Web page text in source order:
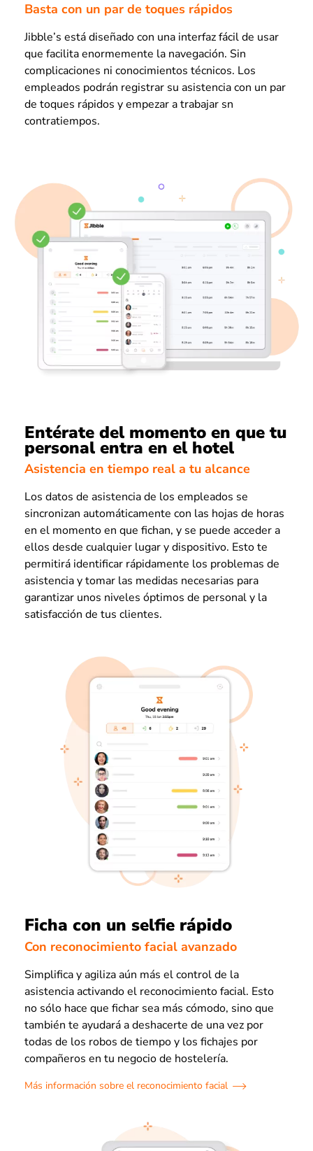
Basta con un par de toques rápidos
Jibble’s está diseñado con una interfaz fácil de usar
que facilita enormemente la navegación. Sin
complicaciones ni conocimientos técnicos. Los
empleados podrán registrar su asistencia con un par
de toques rápidos y empezar a trabajar sn
contratiempos.
Entérate del momento en que tu
personal entra en el hotel
Asistencia en tiempo real a tu alcance
Los datos de asistencia de los empleados se
sincronizan automáticamente con las hojas de horas
en el momento en que fichan, y se puede acceder a
ellos desde cualquier lugar y dispositivo. Esto te
permitirá identificar rápidamente los problemas de
asistencia y tomar las medidas necesarias para
garantizar unos niveles óptimos de personal y la
satisfacción de tus clientes.
Ficha con un selfie rápido
Con reconocimiento facial avanzado
Simplifica y agiliza aún más el control de la
asistencia activando el reconocimiento facial. Esto
no sólo hace que fichar sea más cómodo, sino que
también te ayudará a deshacerte de una vez por
todas de los robos de tiempo y los fichajes por
compañeros en tu negocio de hostelería.
Más información sobre el reconocimiento facial